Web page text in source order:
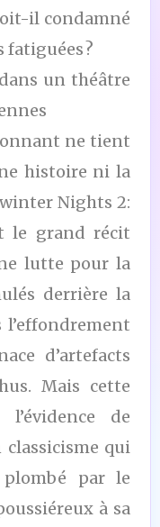
il condamné
fatiguées ?
un théâtre
ne tient
histoire ni la
Nights 2:
le grand récit
lutte pour la
derrière la
d’artefacts
Mais cette
de
classicisme qui
par le
à sa